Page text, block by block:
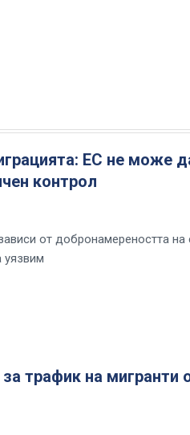
ЕС не може
контрол
от добронамереността
трафик на мигранти